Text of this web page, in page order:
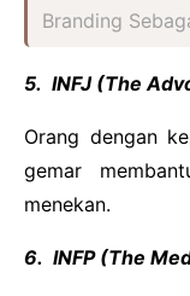
Branding
5. INFJ (The
Orang dengan
gemar
menekan.
6. INFP (The